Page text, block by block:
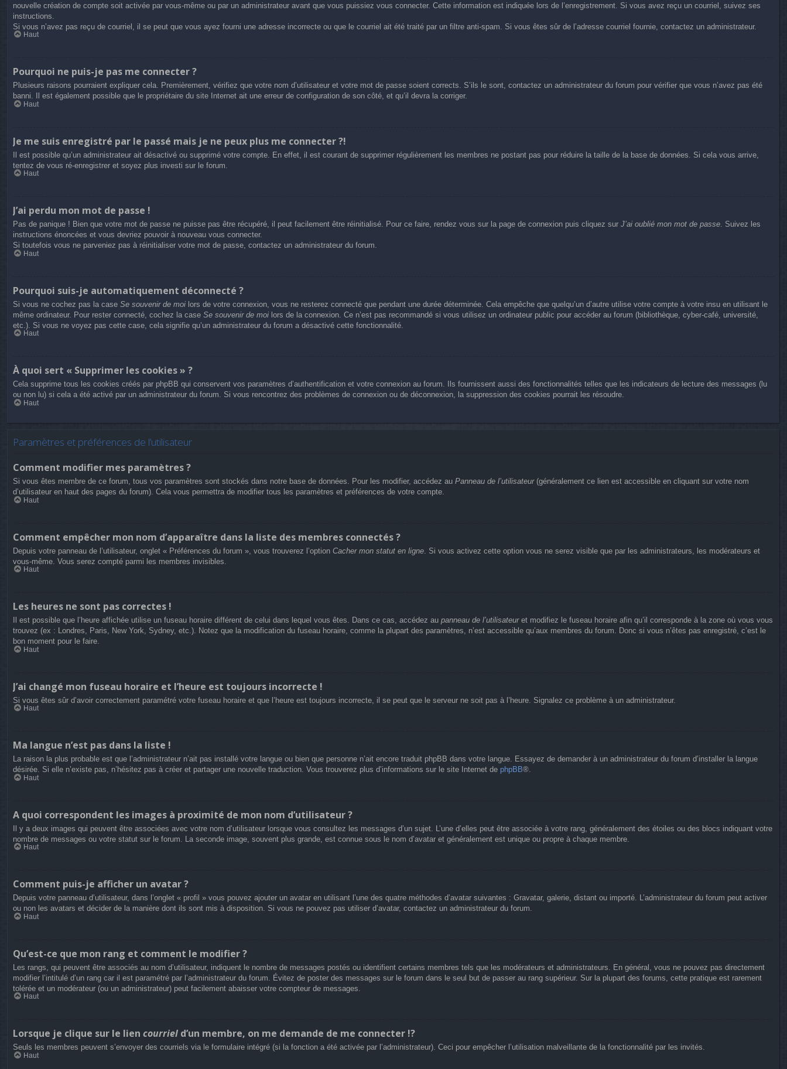
nouvelle création de compte soit activée par vous-même ou par un administrateur avant que vous puissiez vous connecter. Cette information est indiquée lors de l’enregistrement. Si vous avez reçu un courriel, suivez ses
instructions.
Si vous n’avez pas reçu de courriel, il se peut que vous ayez fourni une adresse incorrecte ou que le courriel ait été traité par un filtre anti-spam. Si vous êtes sûr de l’adresse courriel fournie, contactez un administrateur.
Haut
Pourquoi ne puis-je pas me connecter ?
Plusieurs raisons pourraient expliquer cela. Premièrement, vérifiez que votre nom d’utilisateur et votre mot de passe soient corrects. S’ils le sont, contactez un administrateur du forum pour vérifier que vous n’avez pas été
banni. Il est également possible que le propriétaire du site Internet ait une erreur de configuration de son côté, et qu’il devra la corriger.
Haut
Je me suis enregistré par le passé mais je ne peux plus me connecter ?!
Il est possible qu’un administrateur ait désactivé ou supprimé votre compte. En effet, il est courant de supprimer régulièrement les membres ne postant pas pour réduire la taille de la base de données. Si cela vous arrive,
tentez de vous ré-enregistrer et soyez plus investi sur le forum.
Haut
J’ai perdu mon mot de passe !
Pas de panique ! Bien que votre mot de passe ne puisse pas être récupéré, il peut facilement être réinitialisé. Pour ce faire, rendez vous sur la page de connexion puis cliquez sur J’ai oublié mon mot de passe. Suivez les
instructions énoncées et vous devriez pouvoir à nouveau vous connecter.
Si toutefois vous ne parveniez pas à réinitialiser votre mot de passe, contactez un administrateur du forum.
Haut
Pourquoi suis-je automatiquement déconnecté ?
Si vous ne cochez pas la case Se souvenir de moi lors de votre connexion, vous ne resterez connecté que pendant une durée déterminée. Cela empêche que quelqu’un d’autre utilise votre compte à votre insu en utilisant le
même ordinateur. Pour rester connecté, cochez la case Se souvenir de moi lors de la connexion. Ce n’est pas recommandé si vous utilisez un ordinateur public pour accéder au forum (bibliothèque, cyber-café, université,
etc.). Si vous ne voyez pas cette case, cela signifie qu’un administrateur du forum a désactivé cette fonctionnalité.
Haut
À quoi sert « Supprimer les cookies » ?
Cela supprime tous les cookies créés par phpBB qui conservent vos paramètres d’authentification et votre connexion au forum. Ils fournissent aussi des fonctionnalités telles que les indicateurs de lecture des messages (lu
ou non lu) si cela a été activé par un administrateur du forum. Si vous rencontrez des problèmes de connexion ou de déconnexion, la suppression des cookies pourrait les résoudre.
Haut
Paramètres et préférences de l’utilisateur
Comment modifier mes paramètres ?
Si vous êtes membre de ce forum, tous vos paramètres sont stockés dans notre base de données. Pour les modifier, accédez au Panneau de l’utilisateur(généralement ce lien est accessible en cliquant sur votre nom
d’utilisateur en haut des pages du forum). Cela vous permettra de modifier tous les paramètres et préférences de votre compte.
Haut
Comment empêcher mon nom d’apparaître dans la liste des membres connectés ?
Depuis votre panneau de l’utilisateur, onglet « Préférences du forum », vous trouverez l’option Cacher mon statut en ligne . Si vous activez cette option vous ne serez visible que par les administrateurs, les modérateurs et
vous-même. Vous serez compté parmi les membres invisibles.
Haut
Les heures ne sont pas correctes !
Il est possible que l’heure affichée utilise un fuseau horaire différent de celui dans lequel vous êtes. Dans ce cas, accédez au panneau de l’utilisateuret modifiez le fuseau horaire afin qu’il corresponde à la zone où vous vous
trouvez (ex : Londres, Paris, New York, Sydney, etc.). Notez que la modification du fuseau horaire, comme la plupart des paramètres, n’est accessible qu’aux membres du forum. Donc si vous n’êtes pas enregistré, c’est le
bon moment pour le faire.
Haut
J’ai changé mon fuseau horaire et l’heure est toujours incorrecte !
Si vous êtes sûr d’avoir correctement paramétré votre fuseau horaire et que l’heure est toujours incorrecte, il se peut que le serveur ne soit pas à l’heure. Signalez ce problème à un administrateur.
Haut
Ma langue n’est pas dans la liste !
La raison la plus probable est que l’administrateur n’ait pas installé votre langue ou bien que personne n’ait encore traduit phpBB dans votre langue. Essayez de demander à un administrateur du forum d’installer la langue
désirée. Si elle n’existe pas, n’hésitez pas à créer et partager une nouvelle traduction. Vous trouverez plus d’informations sur le site Internet de phpBB®.
Haut
A quoi correspondent les images à proximité de mon nom d’utilisateur ?
Il y a deux images qui peuvent être associées avec votre nom d’utilisateur lorsque vous consultez les messages d’un sujet. L’une d’elles peut être associée à votre rang, généralement des étoiles ou des blocs indiquant votre
nombre de messages ou votre statut sur le forum. La seconde image, souvent plus grande, est connue sous le nom d’avatar et généralement est unique ou propre à chaque membre.
Haut
Comment puis-je afficher un avatar ?
Depuis votre panneau d’utilisateur, dans l’onglet « profil » vous pouvez ajouter un avatar en utilisant l’une des quatre méthodes d’avatar suivantes : Gravatar, galerie, distant ou importé. L’administrateur du forum peut activer
ou non les avatars et décider de la manière dont ils sont mis à disposition. Si vous ne pouvez pas utiliser d’avatar, contactez un administrateur du forum.
Haut
Qu’est-ce que mon rang et comment le modifier ?
Les rangs, qui peuvent être associés au nom d’utilisateur, indiquent le nombre de messages postés ou identifient certains membres tels que les modérateurs et administrateurs. En général, vous ne pouvez pas directement
modifier l’intitulé d’un rang car il est paramétré par l’administrateur du forum. Évitez de poster des messages sur le forum dans le seul but de passer au rang supérieur. Sur la plupart des forums, cette pratique est rarement
tolérée et un modérateur (ou un administrateur) peut facilement abaisser votre compteur de messages.
Haut
Lorsque je clique sur le lien courriel d’un membre, on me demande de me connecter !?
Seuls les membres peuvent s’envoyer des courriels via le formulaire intégré (si la fonction a été activée par l’administrateur). Ceci pour empêcher l’utilisation malveillante de la fonctionnalité par les invités.
Haut